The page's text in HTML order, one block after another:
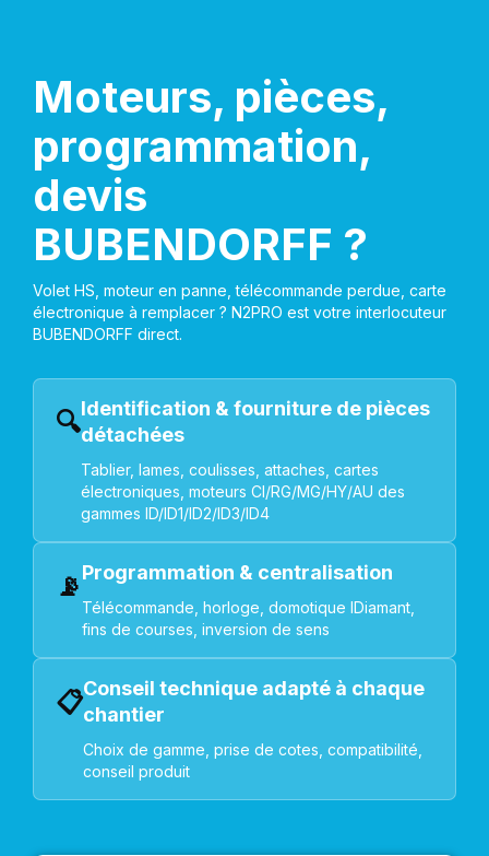
Moteurs, pièces,
programmation,
devis
BUBENDORFF ?
Volet HS, moteur en panne, télécommande perdue, carte
électronique à remplacer ? N2PRO est votre interlocuteur
BUBENDORFF direct.
🔍Identification & fourniture de pièces
détachées
Tablier, lames, coulisses, attaches, cartes
électroniques, moteurs CI/RG/MG/HY/AU des
gammes ID/ID1/ID2/ID3/ID4
📡Programmation & centralisation
Télécommande, horloge, domotique IDiamant,
fins de courses, inversion de sens
📋Conseil technique adapté à chaque
chantier
Choix de gamme, prise de cotes, compatibilité,
conseil produit